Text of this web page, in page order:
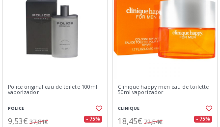
Police original eau de toilete 100ml
vaporizador
POLICE
9,53€ 37,81€ - 75%
Clinique happy men eau de toilette
50ml vaporizador
CLINIQUE
18,45€ 72,54€ - 75%